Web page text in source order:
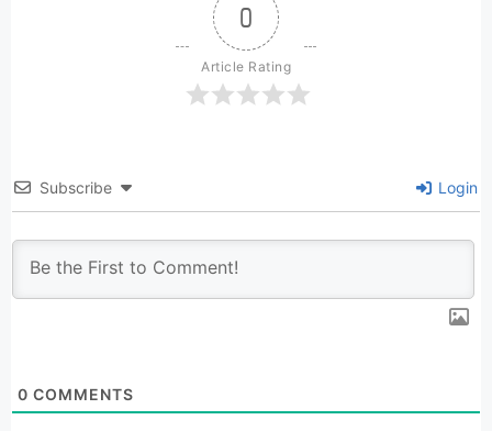
0
Article Rating
Subscribe Login
0 COMMENTS